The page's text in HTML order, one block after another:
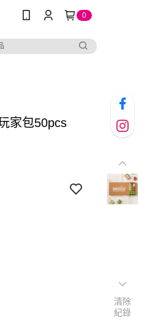
0
家包50pcs
清除
紀錄